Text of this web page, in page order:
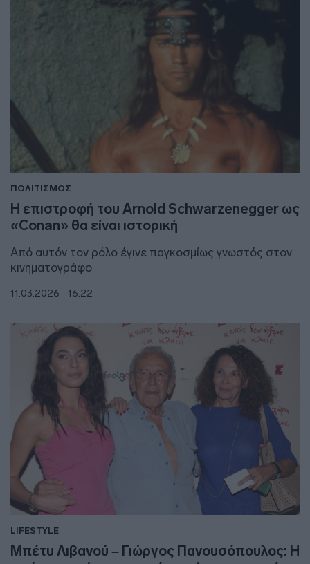
ΠΟΛΙΤΙΣΜΟΣ
H επιστροφή του Arnold Schwarzenegger ως
«Conan» θα είναι ιστορική
Από αυτόν τον ρόλο έγινε παγκοσμίως γνωστός στον
κινηματογράφο
11.03.2026 - 16:22
LIFESTYLE
Μπέτυ Λιβανού – Γιώργος Πανουσόπουλος: Η